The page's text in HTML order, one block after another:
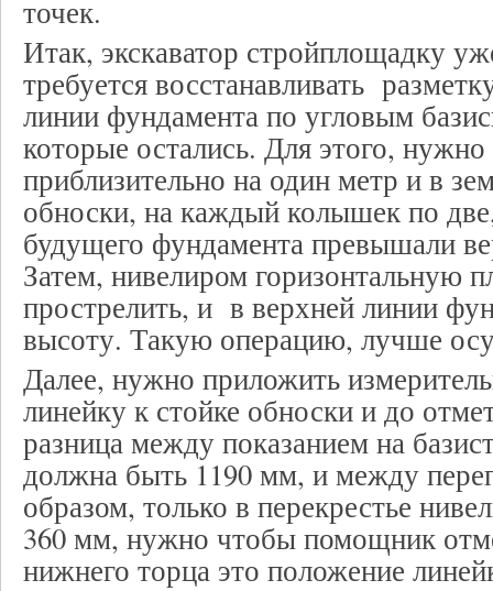
точек.
Итак, экскаватор стройплощадку
требуется восстанавливать
линии фундамента по угловым
которые остались. Для этого,
приблизительно на один метр и в
обноски, на каждый колышек по
будущего фундамента превышали
Затем, нивелиром горизонтальную
прострелить, и в верхней линии
высоту. Такую операцию, лучше
Далее, нужно приложить
линейку к стойке обноски и до
разница между показанием на
должна быть 1190 мм, и между
образом, только в перекрестье
360 мм, нужно чтобы помощник
нижнего торца это положение